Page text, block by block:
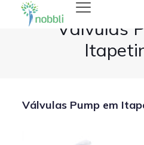
Válvulas
Válvulas Pump em